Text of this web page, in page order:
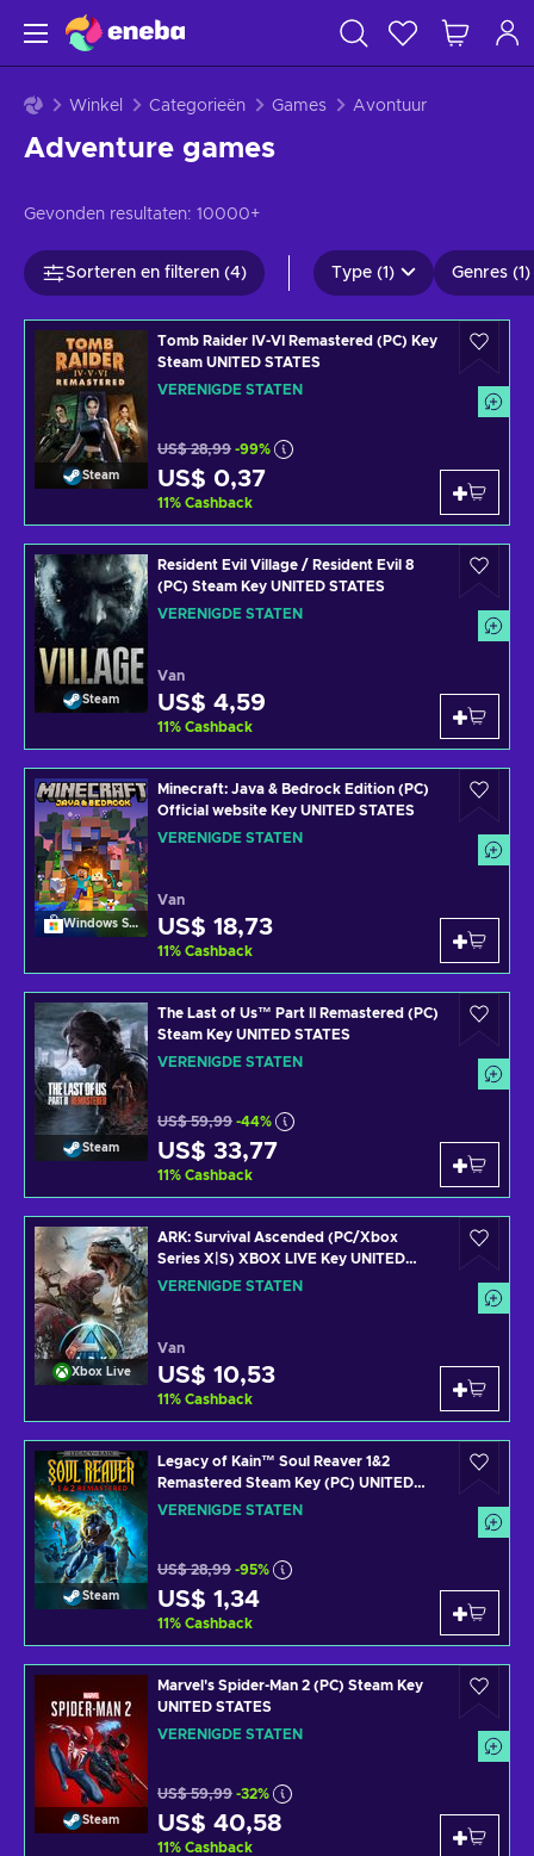
Winkel Categorieën Games Avontuur
Adventure games
Gevonden resultaten: 10000+
Sorteren en filteren (4) Type (1) Genres (1)
Steam
Tomb Raider IV-VI Remastered (PC) Key
Steam UNITED STATES
VERENIGDE STATEN
US$ 28,99 -99%
US$ 0,37
11% Cashback
Steam
Resident Evil Village / Resident Evil 8
(PC) Steam Key UNITED STATES
VERENIGDE STATEN
Van
US$ 4,59
11% Cashback
Windows Store
Minecraft: Java & Bedrock Edition (PC)
Official website Key UNITED STATES
VERENIGDE STATEN
Van
US$ 18,73
11% Cashback
Steam
The Last of Us™ Part II Remastered (PC)
Steam Key UNITED STATES
VERENIGDE STATEN
US$ 59,99 -44%
US$ 33,77
11% Cashback
Xbox Live
ARK: Survival Ascended (PC/Xbox
Series X|S) XBOX LIVE Key UNITED
STATES
VERENIGDE STATEN
Van
US$ 10,53
11% Cashback
Steam
Legacy of Kain™ Soul Reaver 1&2
Remastered Steam Key (PC) UNITED
STATES
VERENIGDE STATEN
US$ 28,99 -95%
US$ 1,34
11% Cashback
Steam
Marvel's Spider-Man 2 (PC) Steam Key
UNITED STATES
VERENIGDE STATEN
US$ 59,99 -32%
US$ 40,58
11% Cashback